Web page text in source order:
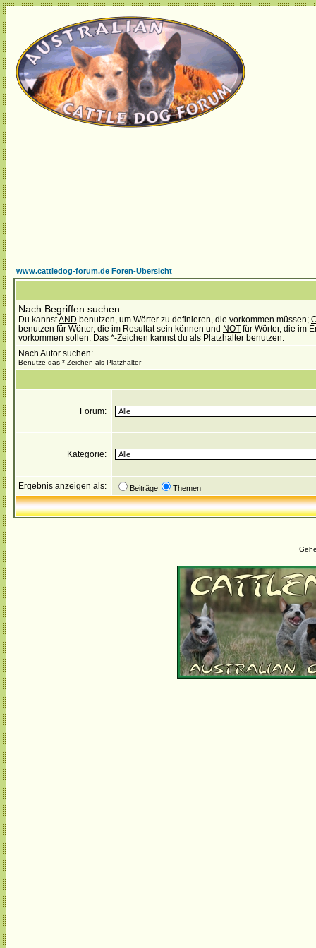
www.cattledog-forum.de Foren-Übersicht
Nach Begriffen suchen:
Du kannstAND benutzen, um Wörter zu definieren, die vorkommen müssen;
benutzen für Wörter, die im Resultat sein können und NOT für Wörter, die im
vorkommen sollen. Das *-Zeichen kannst du als Platzhalter benutzen.
Nach Autor suchen:
Benutze das *-Zeichen als Platzhalter
Forum:
Kategorie:
Ergebnis anzeigen als: Beiträge Themen